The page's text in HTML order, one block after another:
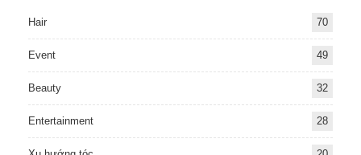
Hair 70
Event 49
Beauty 32
Entertainment 28